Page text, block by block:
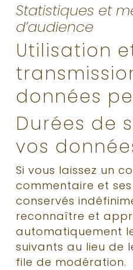
Statistiques et
d’audience
Utilisation
données
Durées de
vos
Si vous laissez un
commentaire et
conservés
reconnaître et
automatiquement
suivants au lieu de
file de modération.